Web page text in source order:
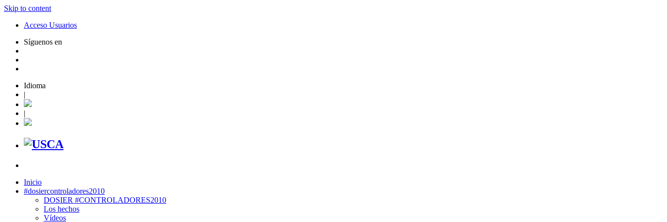
Skip to content
Acceso Usuarios
Síguenos en
Idioma
|
|
Inicio
#dosiercontroladores2010
DOSIER #CONTROLADORES2010
Los hechos
Vídeos